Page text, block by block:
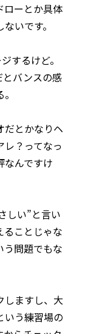
ローとか具体
いです。
するけど。
とバンスの感
とかなりヘ
レ？ってなっ
なんですけ
しい”と言い
ることじゃな
う問題でもな
ますし、大
いう練習場の